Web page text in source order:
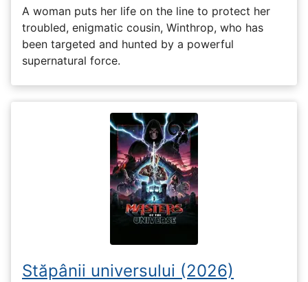
A woman puts her life on the line to protect her
troubled, enigmatic cousin, Winthrop, who has
been targeted and hunted by a powerful
supernatural force.
Stăpânii universului (2026)